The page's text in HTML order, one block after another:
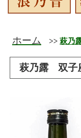
ホーム >> 萩乃
萩乃露 双子